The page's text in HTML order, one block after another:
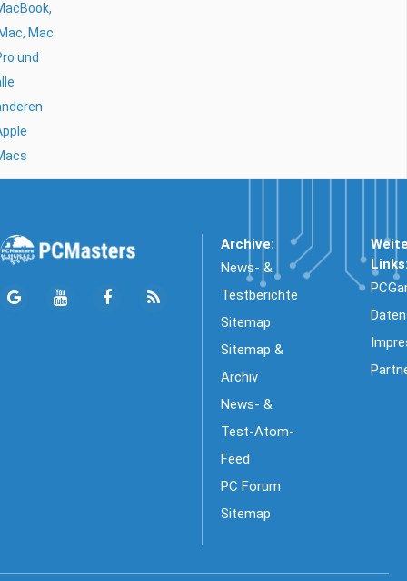
Mac
und
Archive:
News- &
Testberichte
Sitemap
Sitemap &
Archiv
News- &
Test-Atom-
Feed
PC Forum
Sitemap